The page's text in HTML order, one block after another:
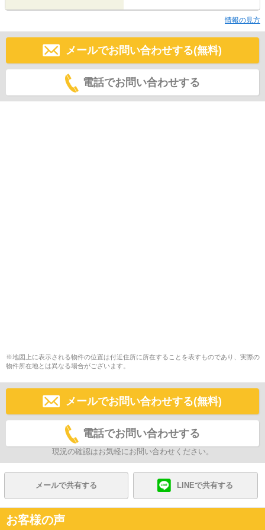
情報の見方
メールでお問い合わせする(無料)
電話でお問い合わせする
※地図上に表示される物件の位置は付近住所に所在することを表すものであり、実際の
物件所在地とは異なる場合がございます。
メールでお問い合わせする(無料)
電話でお問い合わせする
現況の確認はお気軽にお問い合わせください。
メールで共有する LINEで共有する
お客様の声